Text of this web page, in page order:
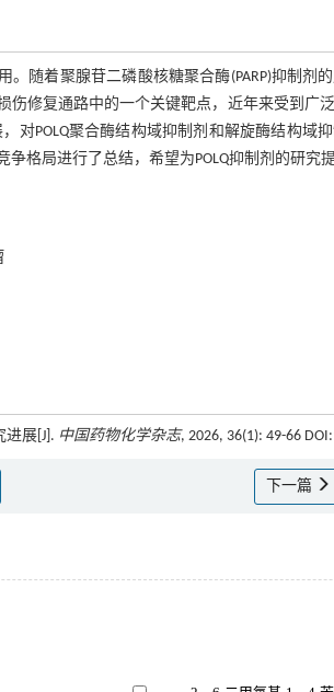
。随着聚腺苷二磷酸核糖聚合酶(PARP)抑制剂
伤修复通路中的一个关键靶点，近年来受到广
对POLQ聚合酶结构域抑制剂和解旋酶结构域
格局进行了总结，希望为POLQ抑制剂的研究提
进展[J]. 中国药物化学杂志, 2026, 36(1): 49-66
下一篇